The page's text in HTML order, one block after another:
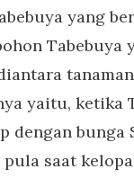
yang
Tabebuya
yaitu, ketika
dengan bunga
pula saat